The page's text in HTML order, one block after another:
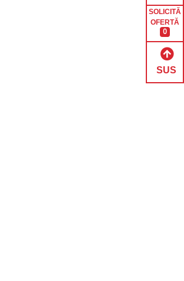
SOLICITĂ
OFERTĂ
0
SUS